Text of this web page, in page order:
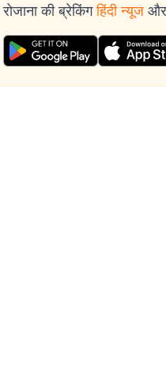
रोजाना की ब्रेकिंग हिंदी न्यूज